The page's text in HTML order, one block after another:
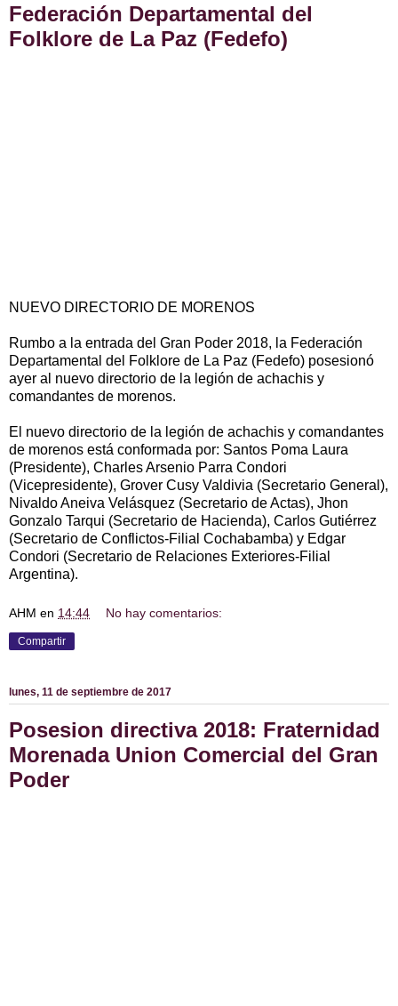
Federación Departamental del
Folklore de La Paz (Fedefo)
NUEVO DIRECTORIO DE MORENOS
Rumbo a la entrada del Gran Poder 2018, la Federación
Departamental del Folklore de La Paz (Fedefo) posesionó
ayer al nuevo directorio de la legión de achachis y
comandantes de morenos.
El nuevo directorio de la legión de achachis y comandantes
de morenos está conformada por: Santos Poma Laura
(Presidente), Charles Arsenio Parra Condori
(Vicepresidente), Grover Cusy Valdivia (Secretario General),
Nivaldo Aneiva Velásquez (Secretario de Actas), Jhon
Gonzalo Tarqui (Secretario de Hacienda), Carlos Gutiérrez
(Secretario de Conflictos-Filial Cochabamba) y Edgar
Condori (Secretario de Relaciones Exteriores-Filial
Argentina).
AHM en 14:44 No hay comentarios:
Compartir
lunes, 11 de septiembre de 2017
Posesion directiva 2018: Fraternidad
Morenada Union Comercial del Gran
Poder